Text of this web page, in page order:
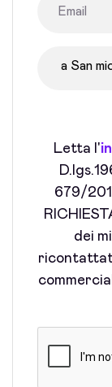
Letta l'
679/
dei